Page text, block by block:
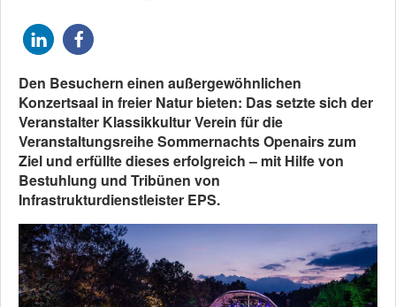
Den Besuchern einen außergewöhnlichen
Konzertsaal in freier Natur bieten: Das setzte sich der
Veranstalter Klassikkultur Verein für die
Veranstaltungsreihe Sommernachts Openairs zum
Ziel und erfüllte dieses erfolgreich – mit Hilfe von
Bestuhlung und Tribünen von
Infrastrukturdienstleister EPS.